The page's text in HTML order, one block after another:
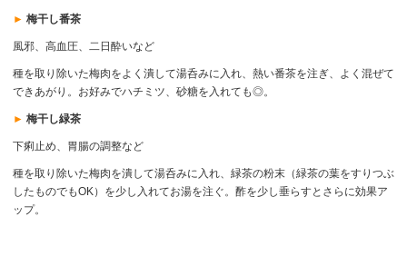
► 梅干し番茶
風邪、高血圧、二日酔いなど
種を取り除いた梅肉をよく潰して湯呑みに入れ、熱い番茶を注ぎ、よく混ぜて
できあがり。お好みでハチミツ、砂糖を入れても◎。
► 梅干し緑茶
下痢止め、胃腸の調整など
種を取り除いた梅肉を潰して湯呑みに入れ、緑茶の粉末（緑茶の葉をすりつぶ
したものでもOK）を少し入れてお湯を注ぐ。酢を少し垂らすとさらに効果ア
ップ。